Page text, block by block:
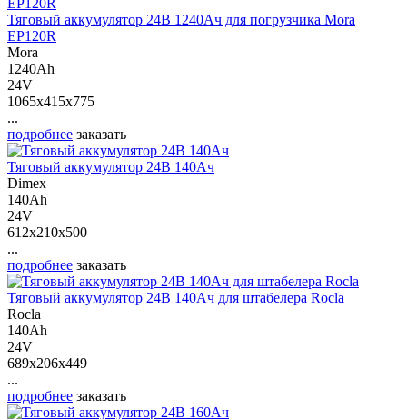
Тяговый аккумулятор 24В 1240Ач для погрузчика Mora
EP120R
Mora
1240Ah
24V
1065x415x775
...
подробнее заказать
Тяговый аккумулятор 24В 140Ач
Dimex
140Ah
24V
612x210x500
...
подробнее заказать
Тяговый аккумулятор 24В 140Ач для штабелера Rocla
Rocla
140Ah
24V
689x206x449
...
подробнее заказать